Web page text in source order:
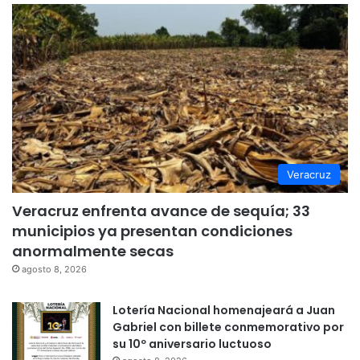
Veracruz
Veracruz enfrenta avance de sequía; 33
municipios ya presentan condiciones
anormalmente secas
agosto 8, 2026
Lotería Nacional homenajeará a Juan
Gabriel con billete conmemorativo por
su 10º aniversario luctuoso